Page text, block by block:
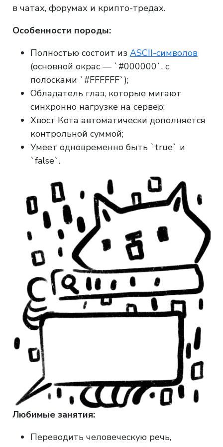
в чатах, форумах и крипто-тредах.
Особенности породы:
Полностью состоит из ASCII-символов
(основной окрас — `#000000`, с
полосками `#FFFFFF`);
Обладатель глаз, которые мигают
синхронно нагрузке на сервер;
Хвост Кота автоматически дополняется
контрольной суммой;
Умеет одновременно быть `true` и
`false`.
Любимые занятия:
Переводить человеческую речь,